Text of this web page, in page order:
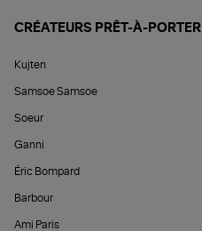
CRÉATEURS PRÊT-À-PORTER
Kujten
Samsoe Samsoe
Soeur
Ganni
Éric Bompard
Barbour
Ami Paris